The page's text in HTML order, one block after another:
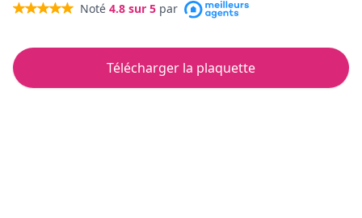
Noté 4.8 sur 5 par
Télécharger la plaquette